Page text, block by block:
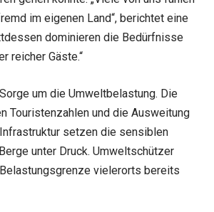
im eigenen Land“, berichtet eine
dominieren die Bedürfnisse
reicher Gäste.“
um die Umweltbelastung. Die
Touristenzahlen und die Ausweitung
setzen die sensiblen
unter Druck. Umweltschützer
vielerorts bereits